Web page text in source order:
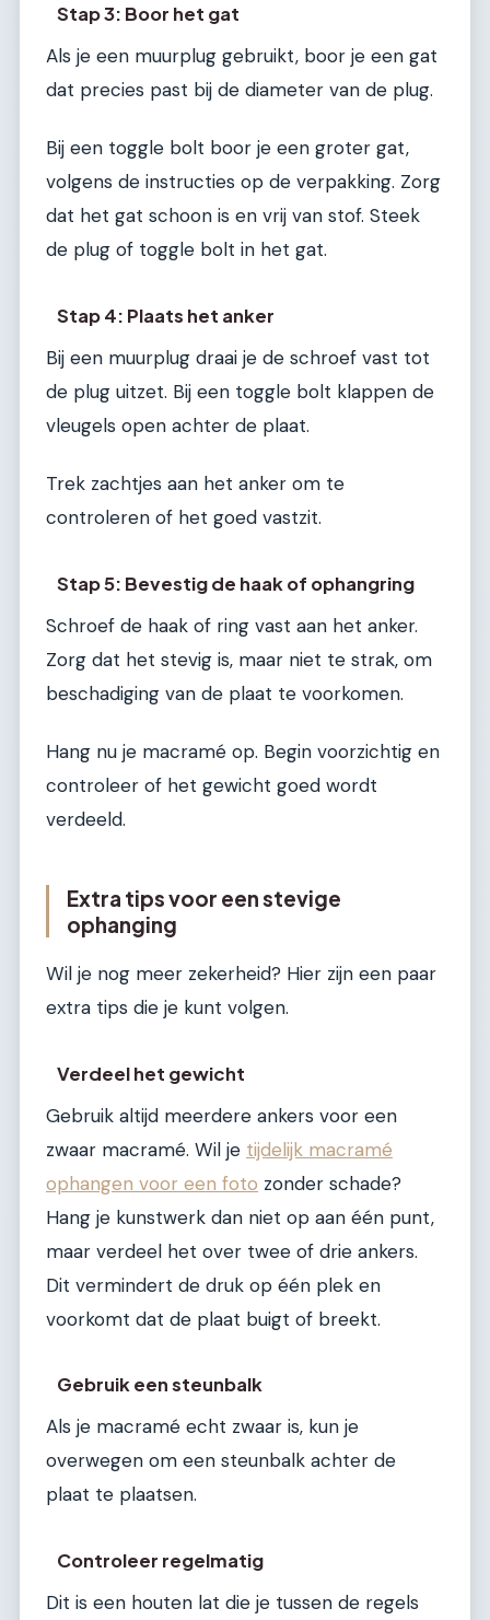
Stap 3: Boor het gat
Als je een muurplug gebruikt, boor je een gat
dat precies past bij de diameter van de plug.
Bij een toggle bolt boor je een groter gat,
volgens de instructies op de verpakking. Zorg
dat het gat schoon is en vrij van stof. Steek
de plug of toggle bolt in het gat.
Stap 4: Plaats het anker
Bij een muurplug draai je de schroef vast tot
de plug uitzet. Bij een toggle bolt klappen de
vleugels open achter de plaat.
Trek zachtjes aan het anker om te
controleren of het goed vastzit.
Stap 5: Bevestig de haak of ophangring
Schroef de haak of ring vast aan het anker.
Zorg dat het stevig is, maar niet te strak, om
beschadiging van de plaat te voorkomen.
Hang nu je macramé op. Begin voorzichtig en
controleer of het gewicht goed wordt
verdeeld.
Extra tips voor een stevige
ophanging
Wil je nog meer zekerheid? Hier zijn een paar
extra tips die je kunt volgen.
Verdeel het gewicht
Gebruik altijd meerdere ankers voor een
zwaar macramé. Wil je tijdelijk macramé
ophangen voor een foto zonder schade?
Hang je kunstwerk dan niet op aan één punt,
maar verdeel het over twee of drie ankers.
Dit vermindert de druk op één plek en
voorkomt dat de plaat buigt of breekt.
Gebruik een steunbalk
Als je macramé echt zwaar is, kun je
overwegen om een steunbalk achter de
plaat te plaatsen.
Controleer regelmatig
Dit is een houten lat die je tussen de regels